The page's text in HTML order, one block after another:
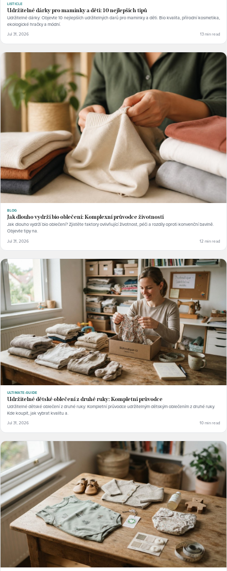
LISTICLE
Udržitelné dárky pro maminky a děti: 10 nejlepších tipů
Udržitelné dárky: Objevte 10 nejlepších udržitelných darů pro maminky a děti. Bio kvalita, přírodní kosmetika,
ekologické hračky a módní.
Jul 31, 2026 13 min read
BLOG
Jak dlouho vydrží bio oblečení: Komplexní průvodce životností
Jak dlouho vydrží bio oblečení? Zjistěte faktory ovlivňující životnost, péči a rozdíly oproti konvenční bavlně.
Objevte tipy na.
Jul 31, 2026 12 min read
ULTIMATE-GUIDE
Udržitelné dětské oblečení z druhé ruky: Kompletní průvodce
Udržitelné dětské oblečení z druhé ruky: Kompletní průvodce udržitelným dětským oblečením z druhé ruky.
Kde koupit, jak vybrat kvalitu a.
Jul 31, 2026 10 min read